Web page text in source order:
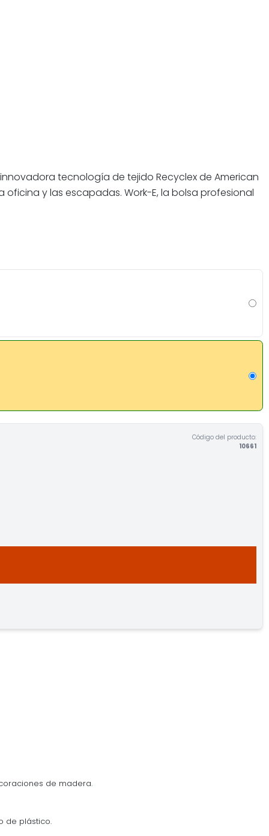
tecnología de tejido Recyclex de American
y las escapadas. Work-E, la bolsa profesional
Código del producto:
10661
de madera.
de plástico.